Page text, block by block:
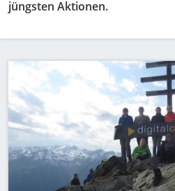
jüngsten Aktionen.
Bild